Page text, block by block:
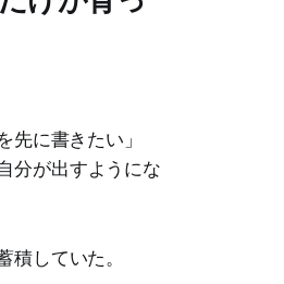
に書きたい」
分が出すようにな
していた。